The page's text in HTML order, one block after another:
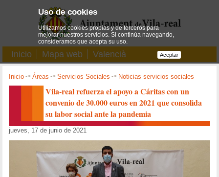
Inicio Mapa web Valencià
Inicio ->Áreas ->Servicios Sociales -> Noticias servicios sociales
Vila-real refuerza el apoyo a Cáritas con un
convenio de 30.000 euros en 2021 que consolida
su labor social ante la pandemia
jueves, 17 de junio de 2021
Uso de cookies
Utilizamos cookies propias y de terceros para
mejorar nuestros servicios. Si continúa navegando,
consideramos que acepta su uso.
Aceptar